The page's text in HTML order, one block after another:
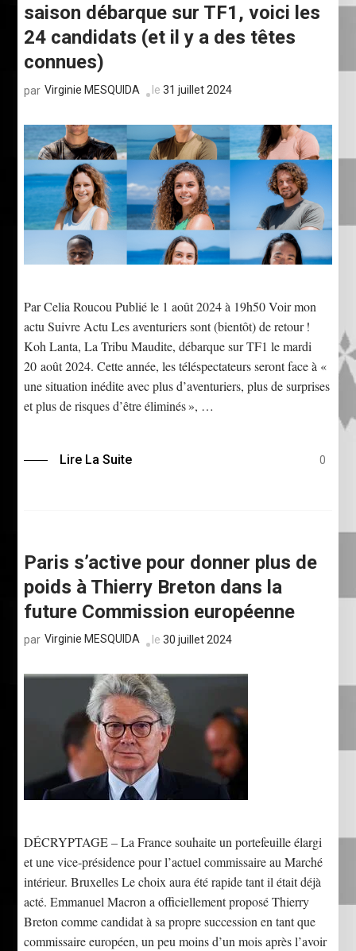
saison débarque sur TF1, voici les
24 candidats (et il y a des têtes
connues)
par Virginie MESQUIDA le31 juillet 2024
Par Celia Roucou Publié le 1 août 2024 à 19h50 Voir mon
actu Suivre Actu Les aventuriers sont (bientôt) de retour !
Koh Lanta, La Tribu Maudite, débarque sur TF1 le mardi
20 août 2024. Cette année, les téléspectateurs seront face à «
une situation inédite avec plus d’aventuriers, plus de surprises
et plus de risques d’être éliminés », …
Lire La Suite 0
Paris s’active pour donner plus de
poids à Thierry Breton dans la
future Commission européenne
par Virginie MESQUIDA le30 juillet 2024
DÉCRYPTAGE – La France souhaite un portefeuille élargi
et une vice-présidence pour l’actuel commissaire au Marché
intérieur. Bruxelles Le choix aura été rapide tant il était déjà
acté. Emmanuel Macron a officiellement proposé Thierry
Breton comme candidat à sa propre succession en tant que
commissaire européen, un peu moins d’un mois après l’avoir